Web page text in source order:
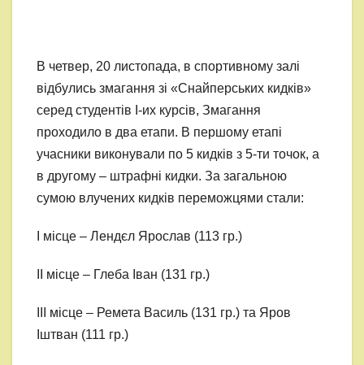
В четвер, 20 листопада, в спортивному залі
відбулись змагання зі «Снайперських кидків»
серед студентів І-их курсів, Змагання
проходило в два етапи. В першому етапі
учасники виконували по 5 кидків з 5-ти точок, а
в другому – штрафні кидки. За загальною
сумою влучених кидків переможцями стали:
І місце – Лендєл Ярослав (113 гр.)
ІІ місце – Глеба Іван (131 гр.)
ІІІ місце – Ремета Василь (131 гр.) та Яров
Іштван (111 гр.)